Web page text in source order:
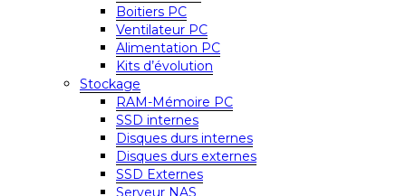
Boitiers PC
Ventilateur PC
Alimentation PC
Kits d’évolution
Stockage
RAM-Mémoire PC
SSD internes
Disques durs internes
Disques durs externes
SSD Externes
Serveur NAS